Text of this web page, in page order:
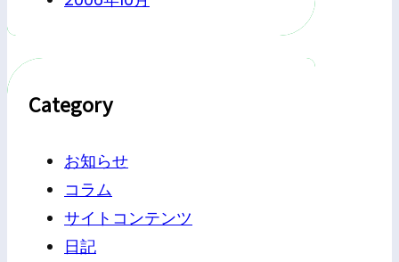
Category
お知らせ
コラム
サイトコンテンツ
日記